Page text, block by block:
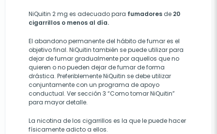
NiQuitin 2 mg es adecuado para fumadores de 20
cigarrillos o menos al día.
El abandono permanente del hábito de fumar es el
objetivo final. NiQuitin también se puede utilizar para
dejar de fumar gradualmente por aquellos que no
quieren o no pueden dejar de fumar de forma
drástica. Preferiblemente NiQuitin se debe utilizar
conjuntamente con un programa de apoyo
conductual. Ver sección 3 “Como tomar NiQuitin”
para mayor detalle.
La nicotina de los cigarrillos es la que le puede hacer
físicamente adicto a ellos.